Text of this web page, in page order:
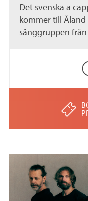
Det svenska a
kommer till
sånggruppen